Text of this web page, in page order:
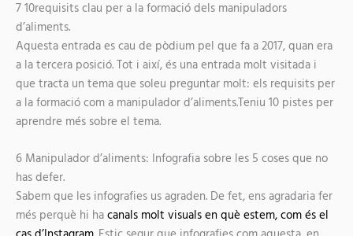
7 10requisits clau per a la formació dels manipuladors
d’aliments.
Aquesta entrada es cau de pòdium pel que fa a 2017, quan era
a la tercera posició. Tot i així, és una entrada molt visitada i
que tracta un tema que soleu preguntar molt: els requisits per
a la formació com a manipulador d’aliments.Teniu 10 pistes per
aprendre més sobre el tema.
6 Manipulador d’aliments: Infografia sobre les 5 coses que no
has defer.
Sabem que les infografies us agraden. De fet, ens agradaria fer
més perquè hi ha canals molt visuals en què estem, com és el